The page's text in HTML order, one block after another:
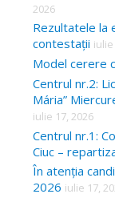
2026
Rezultatele la
contestații iulie
Model cerere
Centrul nr.2:
Mária”
iulie 17, 2026
Centrul nr.1:
Ciuc –
În atenția
2026 iulie 17,